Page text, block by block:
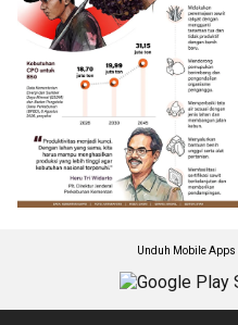
Unduh Mobile Apps